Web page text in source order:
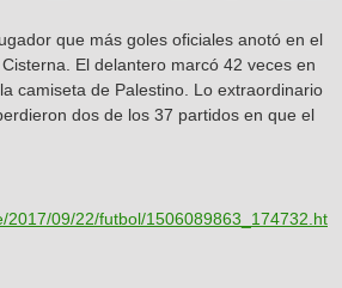
que más goles oficiales anotó en el
El delantero marcó 42 veces en
la camiseta de Palestino. Lo extraordinario
dos de los 37 partidos en que el
2017/09/22/futbol/1506089863_174732.ht